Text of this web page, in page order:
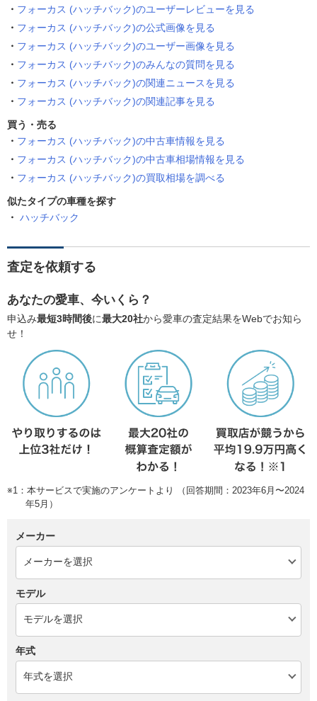
フォーカス (ハッチバック)のユーザーレビューを見る
フォーカス (ハッチバック)の公式画像を見る
フォーカス (ハッチバック)のユーザー画像を見る
フォーカス (ハッチバック)のみんなの質問を見る
フォーカス (ハッチバック)の関連ニュースを見る
フォーカス (ハッチバック)の関連記事を見る
買う・売る
フォーカス (ハッチバック)の中古車情報を見る
フォーカス (ハッチバック)の中古車相場情報を見る
フォーカス (ハッチバック)の買取相場を調べる
似たタイプの車種を探す
ハッチバック
査定を依頼する
あなたの愛車、今いくら？
申込み最短3時間後に最大20社から愛車の査定結果をWebでお知ら
せ！
※1：本サービスで実施のアンケートより （回答期間：2023年6月〜2024
年5月）
メーカー
モデル
年式